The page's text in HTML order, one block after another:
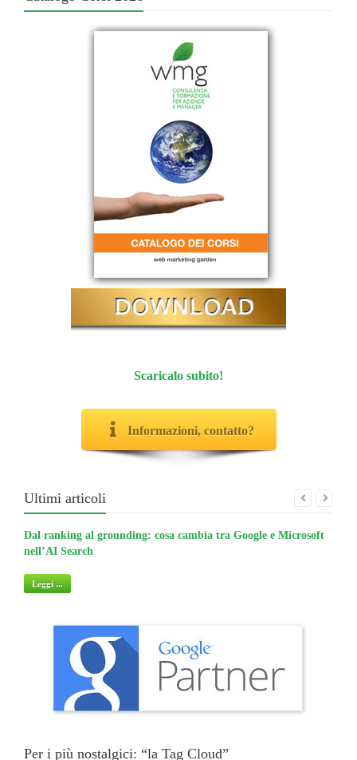
Scaricalo subito!
Informazioni, contatto?
Ultimi articoli
nell’AI Search
Leggi ...
Per i più nostalgici: “la Tag Cloud”